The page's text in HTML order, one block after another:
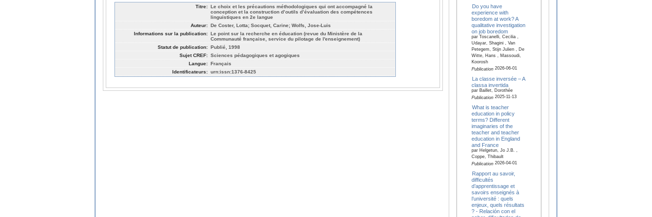
Titre: Le choix et les précautions méthodologiques qui ont accompagné la
conception et la construction d’outils d’évaluation des compétences
linguistiques en 2e langue
Auteur: De Coster, Lotta; Socquet, Carine; Wolfs, Jose-Luis
Informations sur la publication: Le point sur la recherche en éducation (revue du Ministère de la
Communauté française, service du pilotage de l'enseignement)
Statut de publication: Publié, 1998
Sujet CREF: Sciences pédagogiques et agogiques
Langue: Français
Identificateurs: urn:issn:1376-8425
Do you have
experience with
boredom at work? A
qualitative investigation
on job boredom
par Toscanelli, Cecilia ,
Udayar, Shagini , Van
Petegem, Stijn Julien , De
Witte, Hans , Massoudi,
Koorosh
Publication2026-06-01
La classe inversée – A
classa invertida
par Baillet, Dorothée
Publication2025-11-13
What is teacher
education in policy
terms? Different
imaginaries of the
teacher and teacher
education in England
and France
par Helgetun, Jo J.B. ,
Coppe, Thibault
Publication2026-04-01
Rapport au savoir,
difficultés
d’apprentissage et
savoirs enseignés à
l’université : quels
enjeux, quels résultats
? - Relación con el